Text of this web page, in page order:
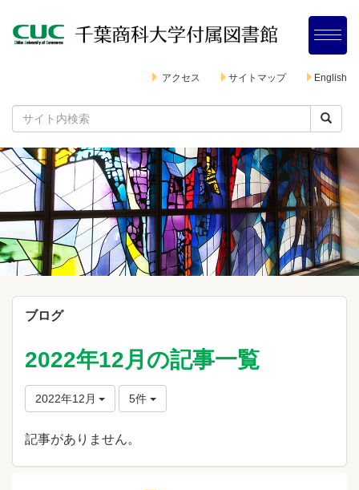
アクセス サイトマップ English
ブログ
2022年12月の記事一覧
2022年12月 5件
記事がありません。